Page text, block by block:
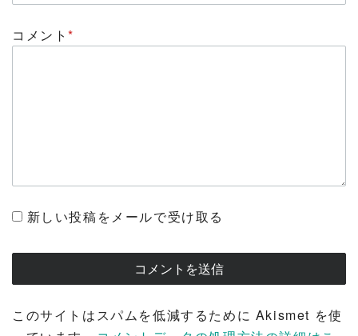
コメント*
新しい投稿をメールで受け取る
このサイトはスパムを低減するために Akismet を使